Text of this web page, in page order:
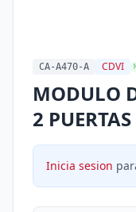
CA-A470-A CDVI
MODULO
2 PUERTAS
Inicia sesion